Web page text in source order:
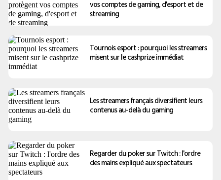
vos comptes de gaming, d'esport et de
streaming
Tournois esport : pourquoi les streamers
misent sur le cashprize immédiat
Les streamers français diversifient leurs
contenus au-delà du gaming
Regarder du poker sur Twitch : l'ordre
des mains expliqué aux spectateurs